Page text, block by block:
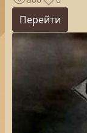
Перейти